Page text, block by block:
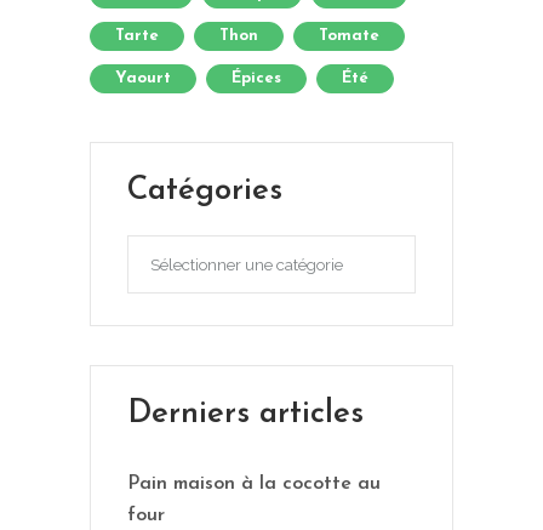
Tarte Thon Tomate
Yaourt Épices Été
Catégories
Derniers articles
Pain maison à la cocotte au
four